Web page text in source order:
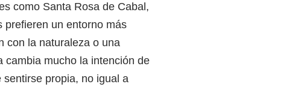
como Santa Rosa de Cabal,
prefieren un entorno más
con la naturaleza o una
cambia mucho la intención de
propia, no igual a